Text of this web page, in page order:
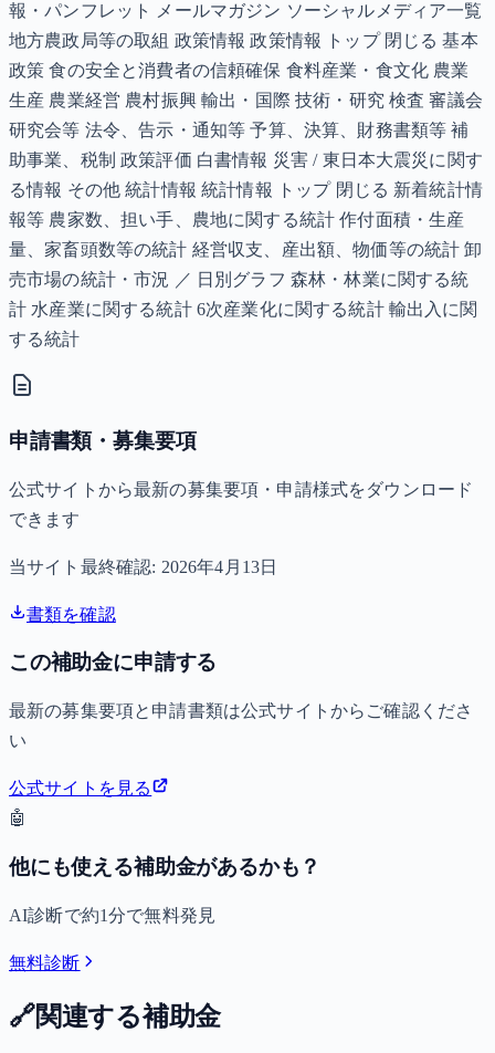
報・パンフレット メールマガジン ソーシャルメディア一覧
地方農政局等の取組 政策情報 政策情報 トップ 閉じる 基本
政策 食の安全と消費者の信頼確保 食料産業・食文化 農業
生産 農業経営 農村振興 輸出・国際 技術・研究 検査 審議会
研究会等 法令、告示・通知等 予算、決算、財務書類等 補
助事業、税制 政策評価 白書情報 災害 / 東日本大震災に関す
る情報 その他 統計情報 統計情報 トップ 閉じる 新着統計情
報等 農家数、担い手、農地に関する統計 作付面積・生産
量、家畜頭数等の統計 経営収支、産出額、物価等の統計 卸
売市場の統計・市況 ／ 日別グラフ 森林・林業に関する統
計 水産業に関する統計 6次産業化に関する統計 輸出入に関
する統計
申請書類・募集要項
公式サイトから最新の募集要項・申請様式をダウンロード
できます
当サイト最終確認: 2026年4月13日
書類を確認
この補助金に申請する
最新の募集要項と申請書類は公式サイトからご確認くださ
い
公式サイトを見る
🤖
他にも使える補助金があるかも？
AI診断で約1分で無料発見
無料診断
🔗関連する補助金